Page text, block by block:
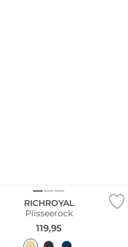
RICHROYAL
Plisseerock
119,95